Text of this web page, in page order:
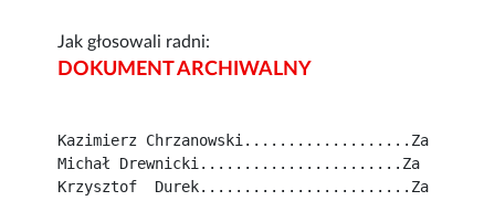
Jak głosowali radni:
DOKUMENT ARCHIWALNY
Kazimierz Chrzanowski...................Za
Michał Drewnicki.......................Za
Krzysztof  Durek........................Za